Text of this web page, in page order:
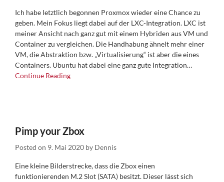
Ich habe letztlich begonnen Proxmox wieder eine Chance zu
geben. Mein Fokus liegt dabei auf der LXC-Integration. LXC ist
meiner Ansicht nach ganz gut mit einem Hybriden aus VM und
Container zu vergleichen. Die Handhabung ähnelt mehr einer
VM, die Abstraktion bzw. „Virtualisierung“ ist aber die eines
Containers. Ubuntu hat dabei eine ganz gute Integration…
Continue Reading
Pimp your Zbox
Posted on 9. Mai 2020 by Dennis
Eine kleine Bilderstrecke, dass die Zbox einen
funktionierenden M.2 Slot (SATA) besitzt. Dieser lässt sich